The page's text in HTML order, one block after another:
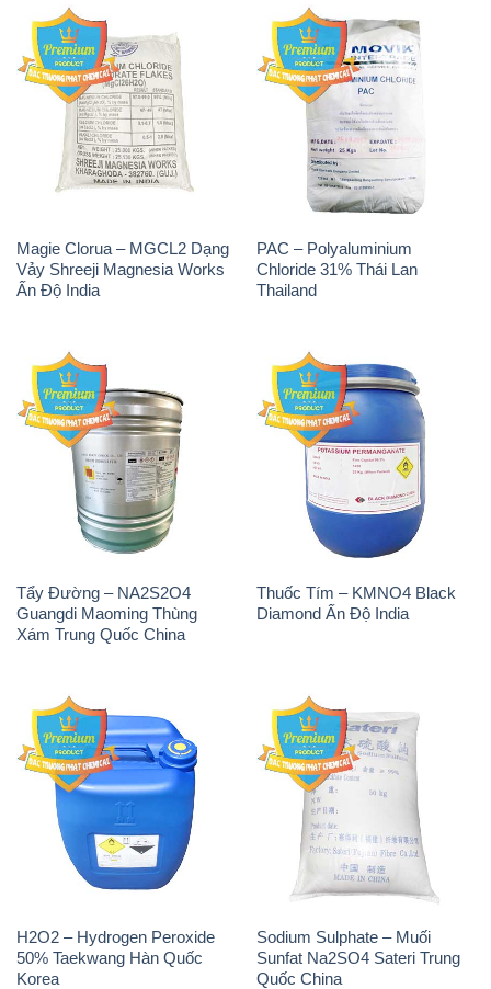
Magie Clorua – MGCL2 Dạng
Vảy Shreeji Magnesia Works
Ấn Độ India
PAC – Polyaluminium
Chloride 31% Thái Lan
Thailand
Tẩy Đường – NA2S2O4
Guangdi Maoming Thùng
Xám Trung Quốc China
Thuốc Tím – KMNO4 Black
Diamond Ấn Độ India
H2O2 – Hydrogen Peroxide
50% Taekwang Hàn Quốc
Korea
Sodium Sulphate – Muối
Sunfat Na2SO4 Sateri Trung
Quốc China